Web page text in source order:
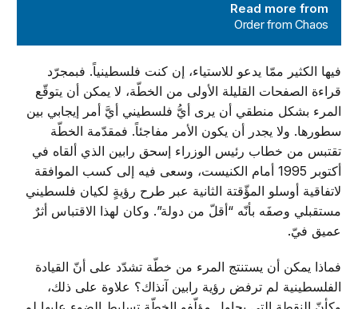
Read more from
Order from Chaos
فيها الكثير ممّا يدعو للاستياء، إن كنت فلسطينياً. فبمجرّد
قراءة الصفحات القليلة الأولى من الخطّة، لا يمكن أن يتوقّع
المرء بشكل منطقي أن يرى أيُّ فلسطيني أيَّ أمر إيجابي بين
سطورها. ولا يجدر أن يكون الأمر مفاجئاً. فمقدّمة الخطّة
تقتبس من خطاب رئيس الوزراء إسحق رابين الذي ألقاه في
أكتوبر 1995 أمام الكنيست، وسعى فيه إلى كسب الموافقة
لاتفاقية أوسلو المؤّقتة الثانية عبر طرح رؤيةٍ لكيان فلسطيني
مستقبلي وصفَه بأنّه “أقلّ من دولة”. وكان لهذا الاقتباس أثرٌ
عميق فيّ.
فماذا يمكن أن يستنتج المرء من خطّة تشدّد على أنّ القيادة
الفلسطينية لم ترفض رؤية رابين آنذاك؟ علاوة على ذلك،